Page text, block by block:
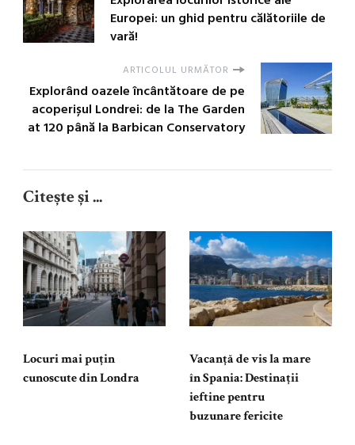
Europei: un ghid pentru călătoriile de
vară!
ARTICOLUL URMĂTOR
Explorând oazele încântătoare de pe
acoperișul Londrei: de la The Garden
at 120 până la Barbican Conservatory
Citește și ...
Locuri mai puțin
cunoscute din Londra
Vacanță de vis la mare
în Spania: Destinații
ieftine pentru
buzunare fericite